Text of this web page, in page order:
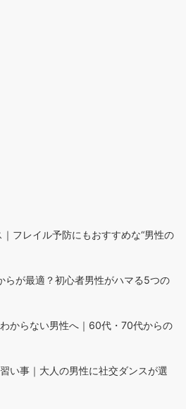
フレイル予防にもおすすめな“男性の
が最適？初心者男性がハマる5つの
からない男性へ｜60代・70代からの
い事｜大人の男性に社交ダンスが選